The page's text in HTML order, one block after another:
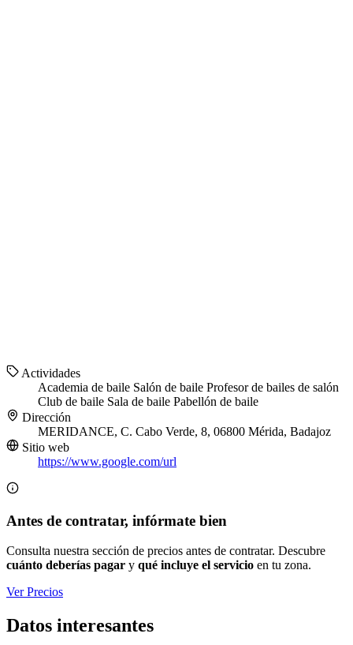
Actividades
Academia de baile Salón de baile Profesor de bailes de salón
Club de baile Sala de baile Pabellón de baile
Dirección
MERIDANCE, C. Cabo Verde, 8, 06800 Mérida, Badajoz
Sitio web
https://www.google.com/url
Antes de contratar, infórmate bien
Consulta nuestra sección de precios antes de contratar. Descubre
cuánto deberías pagar y qué incluye el servicio en tu zona.
Ver Precios
Datos interesantes